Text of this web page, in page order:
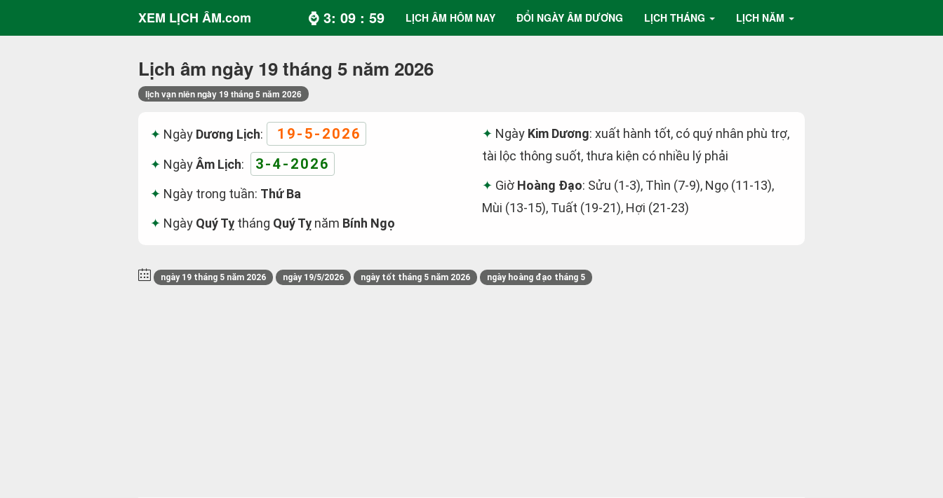
XEM LỊCH ÂM.com ⌚ 3: 10 : 00 LỊCH ÂM HÔM NAY ĐỔI NGÀY ÂM DƯƠNG LỊCH THÁNG LỊCH NĂM
Lịch âm ngày 19 tháng 5 năm 2026
lịch vạn niên ngày 19 tháng 5 năm 2026
Ngày Dương Lịch: 19-5-2026
NgàyÂm Lịch: 3-4-2026
Ngày trong tuần: Thứ Ba
Ngày Quý Tỵ tháng Quý Tỵ năm Bính Ngọ
Ngày Kim Dương: xuất hành tốt, có quý nhân phù trợ,
tài lộc thông suốt, thưa kiện có nhiều lý phải
Giờ Hoàng Đạo: Sửu (1-3), Thìn (7-9), Ngọ (11-13),
Mùi (13-15), Tuất (19-21), Hợi (21-23)
ngày 19 tháng 5 năm 2026 ngày 19/5/2026 ngày tốt tháng 5 năm 2026 ngày hoàng đạo tháng 5